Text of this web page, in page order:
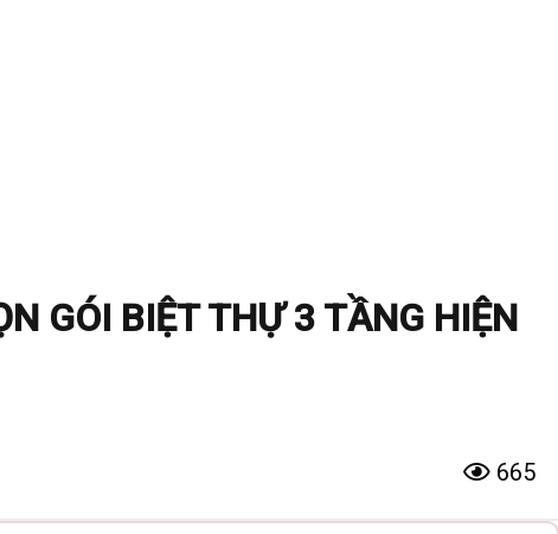
GÓI BIỆT THỰ 3 TẦNG HIỆN
665